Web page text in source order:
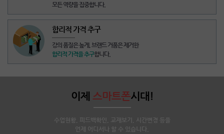
모든 역량을 집중합니다.
합리적 가격 추구
강의 품질은 높게, 브랜드 거품은 제거한
합리적 가격을 추구합니다.
이제 스마트폰시대!
수업현황, 피드백확인, 교재보기, 시간변경 등을
언제 어디서나 할 수 있습니다.